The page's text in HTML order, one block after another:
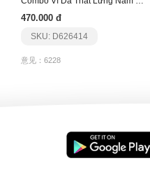
470.000 đ
SKU: D626414
意见：6228